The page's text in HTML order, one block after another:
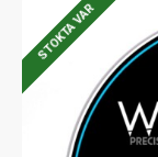
STOKTA VAR